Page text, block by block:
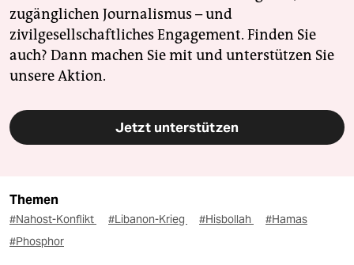
zugänglichen Journalismus – und
zivilgesellschaftliches Engagement. Finden Sie
auch? Dann machen Sie mit und unterstützen Sie
unsere Aktion.
Jetzt unterstützen
Themen
#Nahost-Konflikt #Libanon-Krieg #Hisbollah
#Hamas
#Phosphor